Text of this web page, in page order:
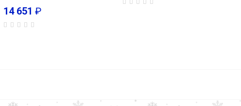
14 651 ₽